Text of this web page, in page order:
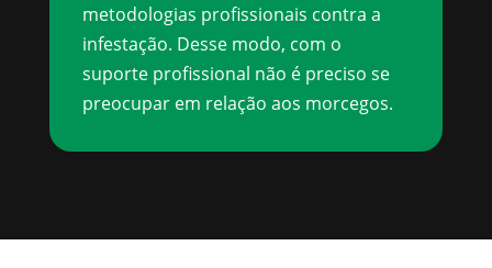
metodologias profissionais contra a
infestação. Desse modo, com o
suporte profissional não é preciso se
preocupar em relação aos morcegos.